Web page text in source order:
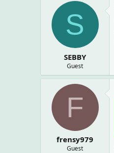
S
SEBBY
Guest
F
frensy979
Guest